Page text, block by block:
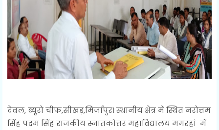
देवल, ब्यूरो चीफ,सीखड़,मिर्जापुर। स्थानीय क्षेत्र में स्थित नरोत्तम
सिंह पदम सिंह राजकीय स्नातकोत्तर महाविद्यालय मगरहां में